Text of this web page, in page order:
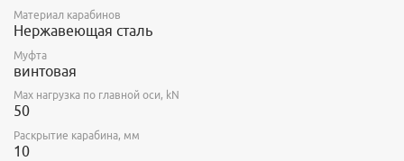
Материал карабинов
Нержавеющая сталь
Муфта
винтовая
Max нагрузка по главной оси, kN
50
Раскрытие карабина, мм
10